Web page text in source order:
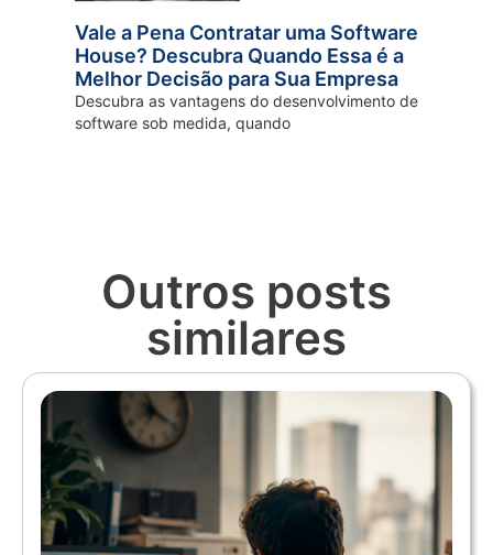
Vale a Pena Contratar uma Software
House? Descubra Quando Essa é a
Melhor Decisão para Sua Empresa
Descubra as vantagens do desenvolvimento de
software sob medida, quando
Outros posts
similares